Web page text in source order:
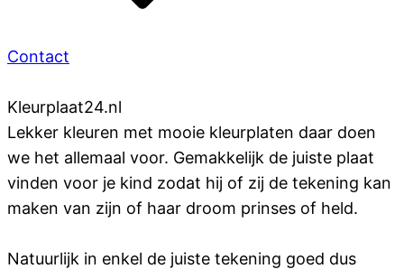
Contact
Kleurplaat24.nl
Lekker kleuren met mooie kleurplaten daar doen
we het allemaal voor. Gemakkelijk de juiste plaat
vinden voor je kind zodat hij of zij de tekening kan
maken van zijn of haar droom prinses of held.
Natuurlijk in enkel de juiste tekening goed dus